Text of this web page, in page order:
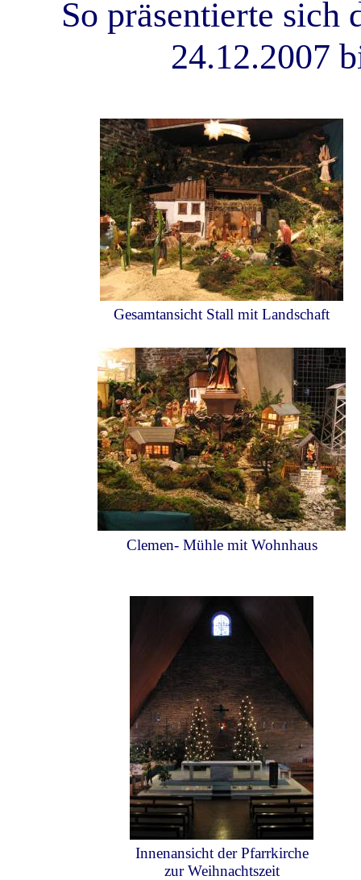
So präsentierte
24.12.2007
Gesamtansicht Stall mit Landschaft
Clemen- Mühle mit Wohnhaus
Innenansicht der Pfarrkirche
zur Weihnachtszeit